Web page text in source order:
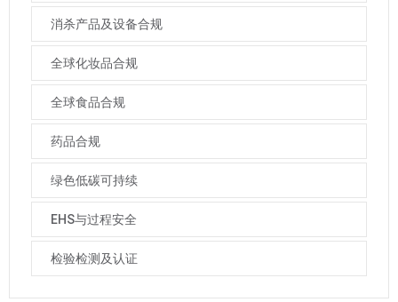
消杀产品及设备合规
全球化妆品合规
全球食品合规
药品合规
绿色低碳可持续
EHS与过程安全
检验检测及认证